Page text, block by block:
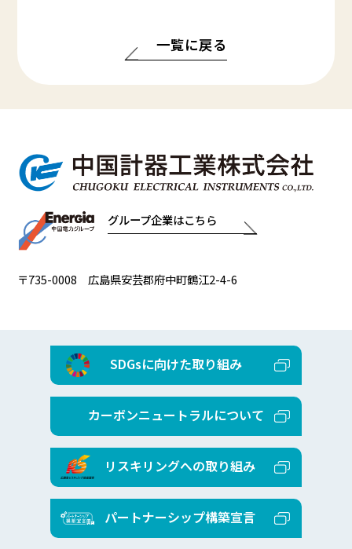
一覧に戻る
グループ企業はこちら
〒735-0008 広島県安芸郡府中町鶴江2-4-6
SDGsに向けた取り組み
カーボンニュートラルについて
リスキリングへの取り組み
パートナーシップ構築宣言